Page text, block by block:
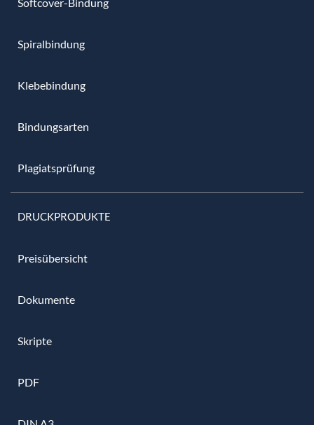
Spiralbindung
Klebebindung
Bindungsarten
Plagiatsprüfung
DRUCKPRODUKTE
Preisübersicht
Dokumente
Skripte
PDF